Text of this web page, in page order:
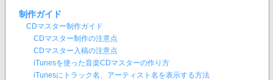
制作ガイド
CDマスター制作ガイド
CDマスター制作の注意点
CDマスター入稿の注意点
iTunesを使った音楽CDマスターの作り方
iTunesにトラック名、アーティスト名を表示する方法